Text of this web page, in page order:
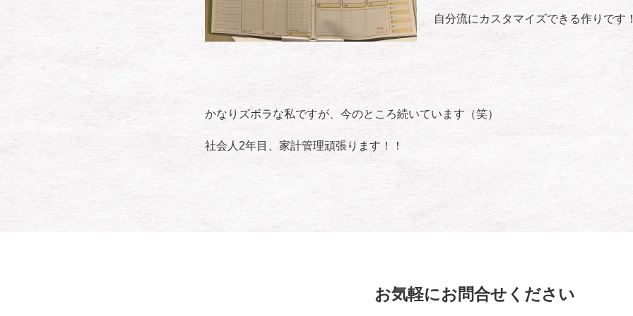
自分流にカスタマイズできる作りです
かなりズボラな私ですが、今のところ続いています（笑）
社会人2年目、家計管理頑張ります！！
お気軽にお問合せください